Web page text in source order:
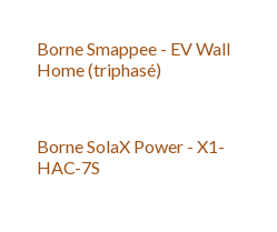
Borne Smappee - EV Wall
Home (triphasé)
Borne SolaX Power - X1-
HAC-7S